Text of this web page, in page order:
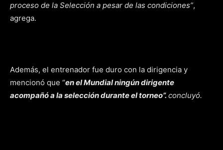
proceso de la Selección a pesar de las condiciones”,
agrega.
Además, el entrenador fue duro con la dirigencia y
mencionó que “en el Mundial ningún dirigente
acompañó a la selección durante el torneo”. concluyó.